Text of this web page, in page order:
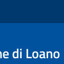
di Loano